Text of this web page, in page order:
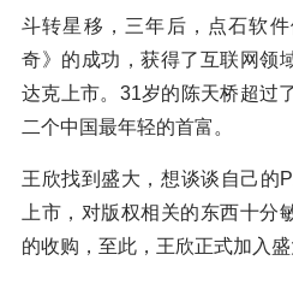
斗转星移，三年后，点石软
奇》的成功，获得了互联网领
达克上市。31岁的陈天桥超过
二个中国最年轻的首富。
王欣找到盛大，想谈谈自己的
上市，对版权相关的东西十分
的收购，至此，王欣正式加入盛